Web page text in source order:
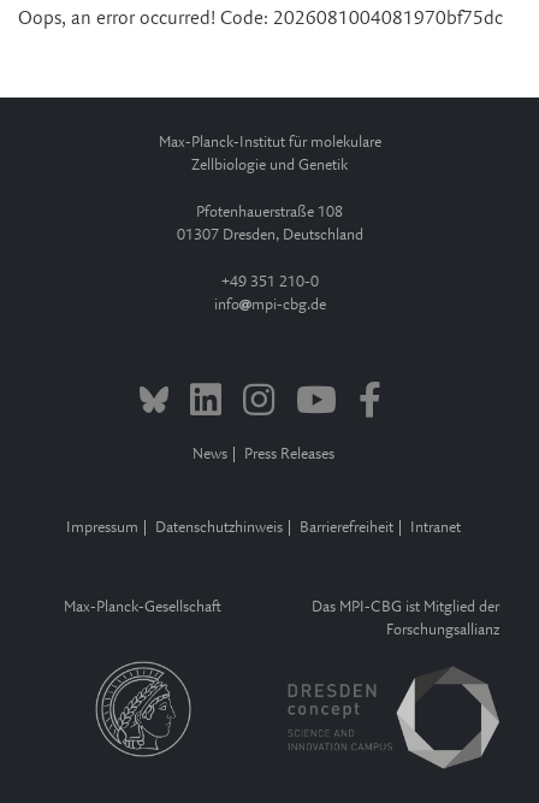
Oops, an error occurred! Code: 2026081004081970bf75dc
Max-Planck-Institut für molekulare
Zellbiologie und Genetik
Pfotenhauerstraße 108
01307 Dresden, Deutschland
+49 351 210-0
info
mpi-cbg.de
News Press Releases
Impressum Datenschutzhinweis Barrierefreiheit Intranet
Max-Planck-Gesellschaft
Das MPI-CBG ist Mitglied der
Forschungsallianz